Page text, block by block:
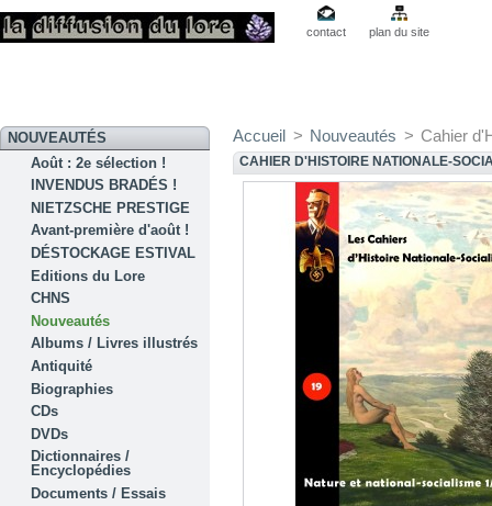
contact plan du site
NOUVEAUTÉS
Août : 2e sélection !
INVENDUS BRADÉS !
NIETZSCHE PRESTIGE
Avant-première d'août !
DÉSTOCKAGE ESTIVAL
Editions du Lore
CHNS
Nouveautés
Albums / Livres illustrés
Antiquité
Biographies
CDs
DVDs
Dictionnaires /
Encyclopédies
Documents / Essais
Accueil > Nouveautés > Cahier
CAHIER D'HISTOIRE NATIONALE-